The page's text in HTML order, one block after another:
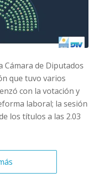
Cámara de Diputados
que tuvo varios
con la votación y
laboral; la sesión
los títulos a las 2.03